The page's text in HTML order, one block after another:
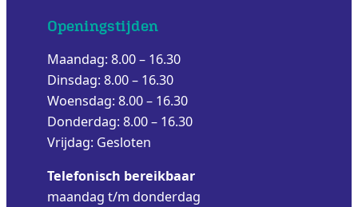
Openingstijden
Maandag: 8.00 – 16.30
Dinsdag: 8.00 – 16.30
Woensdag: 8.00 – 16.30
Donderdag: 8.00 – 16.30
Vrijdag: Gesloten
Telefonisch bereikbaar
maandag t/m donderdag